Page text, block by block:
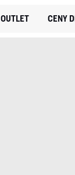
OUTLET CENY